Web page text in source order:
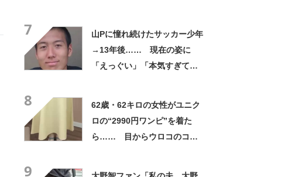
7
山Pに憧れ続けたサッカー少年
→13年後…… 現在の姿に
「えっぐい」「本気すぎて尊
8
62歳・62キロの女性がユニク
ロの“2990円ワンピ”を着た
ら…… 目からウロコのコー
9